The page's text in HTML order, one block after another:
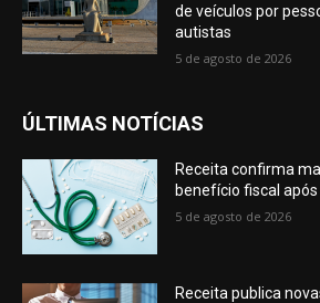
de veículos por
autistas
5 de agosto de 2026
ÚLTIMAS NOTÍCIAS
Receita confirma
benefício fiscal
5 de agosto de 2026
Receita publica